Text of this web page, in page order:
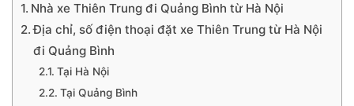
Nhà xe Thiên Trung đi Quảng Bình từ Hà Nội
Địa chỉ, số điện thoại đặt xe Thiên Trung từ Hà Nội
đi Quảng Bình
Tại Hà Nội
Tại Quảng Bình